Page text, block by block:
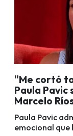
"Me cortó
Paula Pavic
Marcelo
Paula Pavic
emocional que